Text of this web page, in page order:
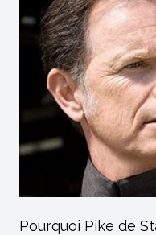
Pourquoi Pike de